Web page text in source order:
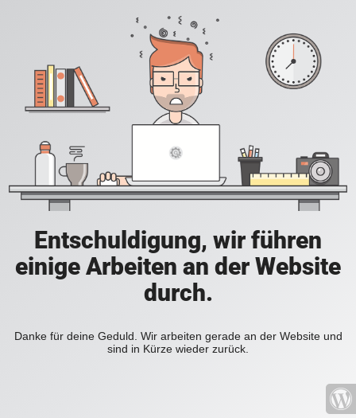
Entschuldigung, wir führen
einige Arbeiten an der Website
durch.
Danke für deine Geduld. Wir arbeiten gerade an der Website und
sind in Kürze wieder zurück.